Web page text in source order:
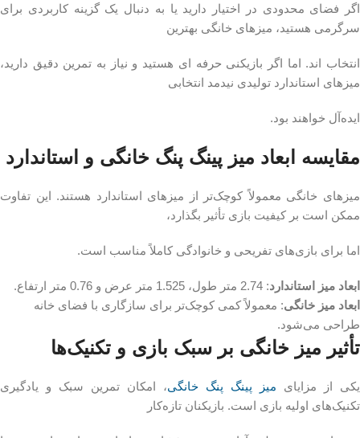
اگر فضای محدودی در اختیار دارید یا به دنبال یک گزینه کاربردی برای
سرگرمی هستید، میزهای خانگی بهترین
انتخاب‌ اند. اما اگر بازیکنی حرفه‌ ای هستید و نیاز به تمرین دقیق دارید،
میزهای استاندارد تولیدی نیدمد انتخابی
ایده‌آل خواهند بود.
مقایسه ابعاد میز پینگ پنگ خانگی و استاندارد
میزهای خانگی معمولاً کوچک‌تر از میزهای استاندارد هستند. این تفاوت
ممکن است بر کیفیت بازی تأثیر بگذارد،
اما برای بازی‌های تفریحی و خانوادگی کاملاً مناسب است.
ابعاد میز استاندارد: 2.74 متر طول، 1.525 متر عرض و 0.76 متر ارتفاع.
ابعاد میز خانگی: معمولاً کمی کوچک‌تر برای سازگاری با فضای خانه
طراحی می‌شود.
تأثیر میز خانگی بر سبک بازی و تکنیک‌ها
یکی از مزایای میز پینگ پنگ خانگی، امکان تمرین سبک و یادگیری
تکنیک‌های اولیه بازی است. بازیکنان تازه‌کار